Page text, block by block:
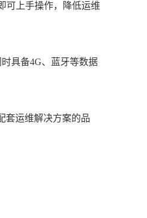
可上手操作，降低运维
具备4G、蓝牙等数据
套运维解决方案的品